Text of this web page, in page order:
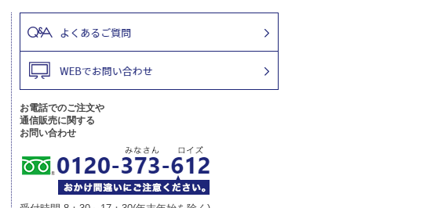
お電話でのご注文や
通信販売に関する
お問い合わせ